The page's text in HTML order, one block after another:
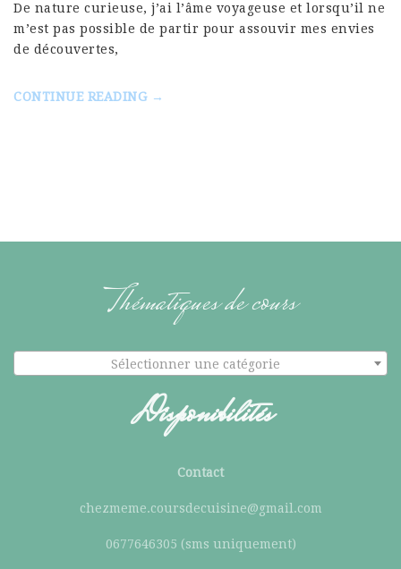
De nature curieuse, j’ai l’âme voyageuse et lorsqu’il ne
m’est pas possible de partir pour assouvir mes envies
de découvertes,
CONTINUE READING →
Thématiques de cours
Sélectionner une catégorie
Disponibilités
Contact
chezmeme.coursdecuisine@gmail.com
0677646305 (sms uniquement)